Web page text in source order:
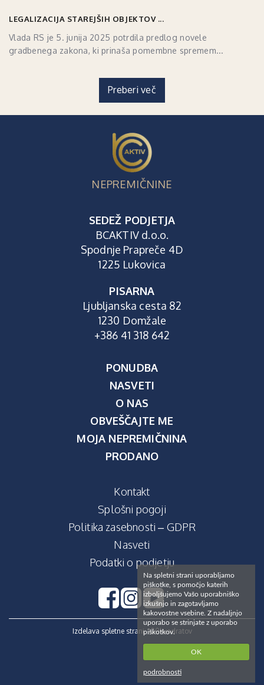
LEGALIZACIJA STAREJŠIH OBJEKTOV ...
Vlada RS je 5. junija 2025 potrdila predlog novele
gradbenega zakona, ki prinaša pomembne spremem...
Preberi več
NEPREMIČNINE
SEDEŽ PODJETJA
BCAKTIV d.o.o.
Spodnje Prapreče 4D
1225 Lukovica
PISARNA
Ljubljanska cesta 82
1230 Domžale
+386 41 318 642
PONUDBA
NASVETI
O NAS
OBVEŠČAJTE ME
MOJA NEPREMIČNINA
PRODANO
Kontakt
Splošni pogoji
Politika zasebnosti – GDPR
Nasveti
Podatki o podjetju
Izdelava spletne strani:100kvadratov
Na spletni strani uporabljamo
piškotke, s pomočjo katerih
izboljšujemo Vašo uporabniško
izkušnjo in zagotavljamo
kakovostne vsebine. Z nadaljnjo
uporabo se strinjate z uporabo
piškotkov.
OK
podrobnosti